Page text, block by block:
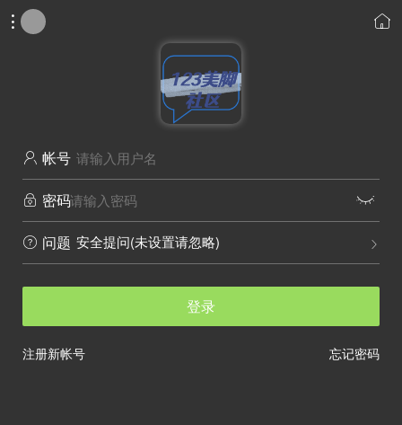
 
 帐号
 密码 
 问题 
安全提问(未设置请忽略)
登录
忘记密码
注册新帐号